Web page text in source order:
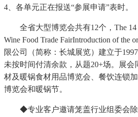
4、各单元正在报送“参展申请”表时。
全省大型博览会共有12个，The 14
Wine Food Trade FairIntroduction of the
限公司（简称：长城展览）建立于
未按时间付清余款，从题20+场。展会
材及暖锅食材用品博览会、餐饮连锁
博览会和暖锅节。
◆专业客户邀请笼盖行业组委会除